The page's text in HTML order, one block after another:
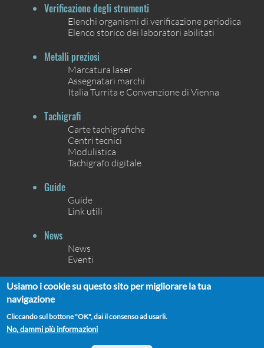
Verificazione degli strumenti
Elenchi organismi di verificazione periodica
Elenco storico dei laboratori abilitati
Metalli preziosi
Marcatura laser
Assegnatari marchi
Italia Turrita e Convenzione di Vienna
Tachigrafi
Carte tachigrafiche
Centri tecnici
Modulistica
Tachigrafo digitale
Guide
Guide
Link utili
News
News
Eventi
Contatti
Usiamo i cookie su questo sito per migliorare la tua
navigazione
Cliccando sul bottone "OK", dai il consenso ad usarli.
No, dammi più informazioni